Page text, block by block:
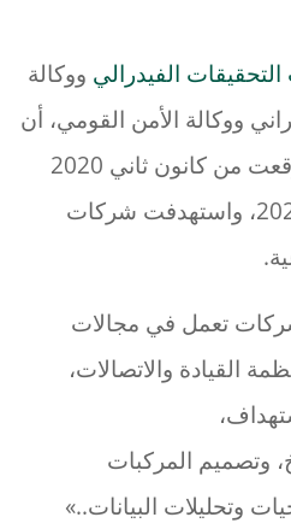
الفيدرالي ووكالة
ووكالة الأمن القومي، أن
هجمات إلكترونية عديدة وقعت من كانون ثاني 2020
على الأقل وحتى شباط 2022، واستهدفت شركات
تعمل في مجالات
القيادة والاتصالات،
وتصميم المركبات
وتحليلات البيانات..»